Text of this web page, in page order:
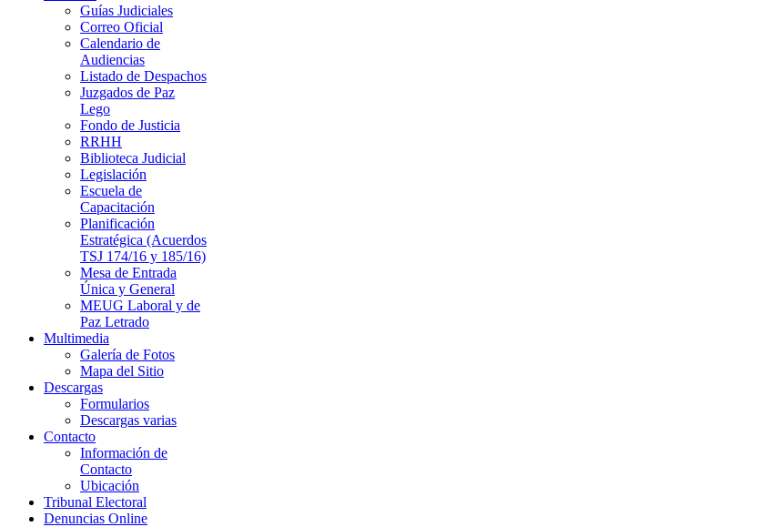
Guías Judiciales
Correo Oficial
Calendario de
Audiencias
Listado de Despachos
Juzgados de Paz
Lego
Fondo de Justicia
RRHH
Biblioteca Judicial
Legislación
Escuela de
Capacitación
Planificación
Estratégica (Acuerdos
TSJ 174/16 y 185/16)
Mesa de Entrada
Única y General
MEUG Laboral y de
Paz Letrado
Multimedia
Galería de Fotos
Mapa del Sitio
Descargas
Formularios
Descargas varias
Contacto
Información de
Contacto
Ubicación
Tribunal Electoral
Denuncias Online